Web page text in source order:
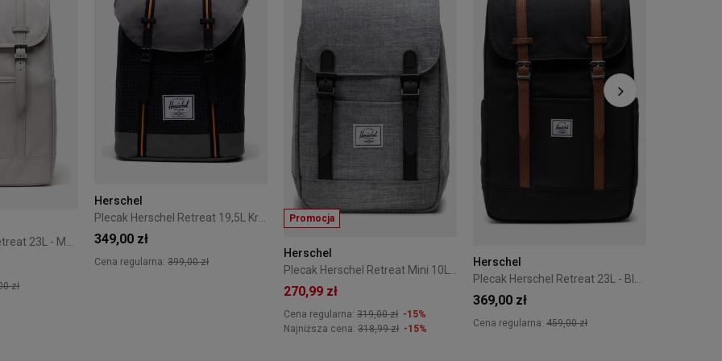
zł
Herschel
349,00 zł
Cena regularna: 399,00 zł
Promocja
Herschel
270,99 zł
Cena regularna: 319,00 zł -15%
Najniższa cena: 318,99 zł -15%
Herschel
Plecak Herschel Retreat 23L - Black
369,00 zł
Cena regularna: 459,00 zł